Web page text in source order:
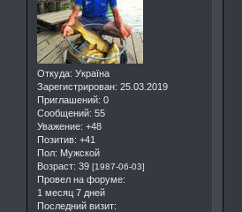
Откуда: Україна
Зарегистрирован: 25.03.2019
Приглашений: 0
Сообщений: 55
Уважение: +48
Позитив: +41
Пол: Мужской
Возраст: 39 [1987-06-03]
Провел на форуме:
1 месяц 7 дней
Последний визит: